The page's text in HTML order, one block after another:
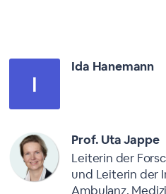
Ida Hanemann
Prof. Uta Jappe
Leiterin der
und Leiterin der
Ambulanz,